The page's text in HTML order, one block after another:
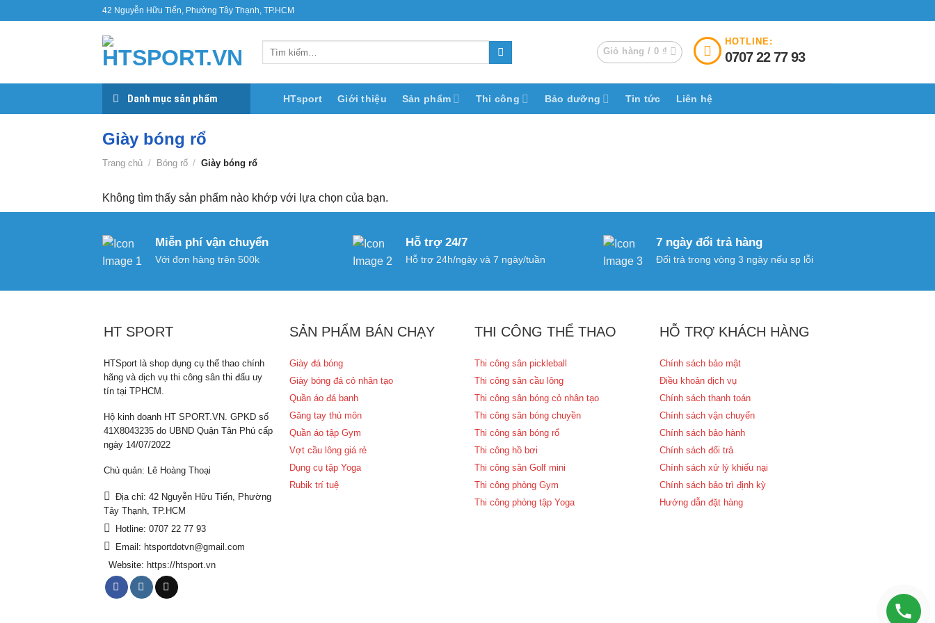
42 Nguyễn Hữu Tiến, Phường Tây Thạnh, TP.HCM
Giỏ hàng / 0 ₫
HOTLINE:
0707 22 77 93
Danh mục sản phẩm HTsport Giới thiệu Sản phẩm Thi công Bảo dưỡng Tin tức Liên hệ
Giày bóng rổ
Trang chủ / Bóng rổ / Giày bóng rổ
Không tìm thấy sản phẩm nào khớp với lựa chọn của bạn.
Miễn phí vận chuyển
Với đơn hàng trên 500k
Hỗ trợ 24/7
Hỗ trợ 24h/ngày và 7 ngày/tuần
7 ngày đổi trả hàng
Đổi trả trong vòng 3 ngày nếu sp lỗi
HT SPORT
HTSport là shop dụng cụ thể thao chính
hãng và dịch vụ thi công sân thi đấu uy
tín tại TPHCM.
Hộ kinh doanh HT SPORT.VN. GPKD số
41X8043235 do UBND Quận Tân Phú cấp
ngày 14/07/2022
Chủ quản: Lê Hoàng Thoại
Địa chỉ: 42 Nguyễn Hữu Tiến, Phường
Tây Thạnh, TP.HCM
Hotline: 0707 22 77 93
Email: htsportdotvn@gmail.com
Website: https://htsport.vn
SẢN PHẨM BÁN CHẠY
Giày đá bóng
Giày bóng đá cỏ nhân tạo
Quần áo đá banh
Găng tay thủ môn
Quần áo tập Gym
Vợt cầu lông giá rẻ
Dụng cụ tập Yoga
Rubik trí tuệ
THI CÔNG THỂ THAO
Thi công sân pickleball
Thi công sân cầu lông
Thi công sân bóng cỏ nhân tạo
Thi công sân bóng chuyền
Thi công sân bóng rổ
Thi công hồ bơi
Thi công sân Golf mini
Thi công phòng Gym
Thi công phòng tập Yoga
HỖ TRỢ KHÁCH HÀNG
Chính sách bảo mật
Điều khoản dịch vụ
Chính sách thanh toán
Chính sách vận chuyển
Chính sách bảo hành
Chính sách đổi trả
Chính sách xử lý khiếu nại
Chính sách bảo trì định kỳ
Hướng dẫn đặt hàng